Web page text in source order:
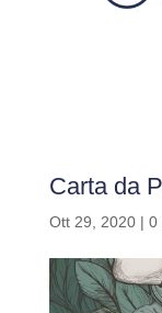
Carta da
Ott 29, 2020| 0